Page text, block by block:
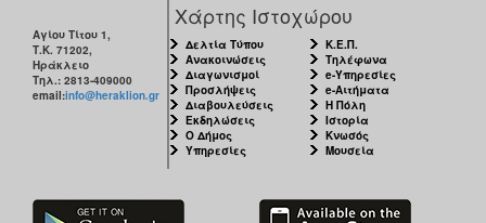
Αγίου Τίτου 1,
Τ.Κ. 71202,
Ηράκλειο
Τηλ.: 2813-409000
email:info@heraklion.gr
Χάρτης Ιστοχώρου
Δελτία Τύπου
Ανακοινώσεις
Διαγωνισμοί
Προσλήψεις
Διαβουλεύσεις
Εκδηλώσεις
Ο Δήμος
Υπηρεσίες
Κ.Ε.Π.
Τηλέφωνα
e-Υπηρεσίες
e-Αιτήματα
Η Πόλη
Ιστορία
Κνωσός
Μουσεία